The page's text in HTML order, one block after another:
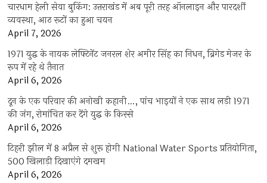
चारधाम हेली सेवा बुकिंग: उत्तराखंड में अब पूरी तरह ऑनलाइन और पारदर्शी
व्यवस्था, आठ रूटों का हुआ चयन
April 7, 2026
1971 युद्ध के नायक लेफ्टिनेंट जनरल शेर अमीर सिंह का निधन, ब्रिगेड मेजर के
रूप में रहे थे तैनात
April 6, 2026
दून के एक परिवार की अनोखी कहानी…, पांच भाइयों ने एक साथ लड़ी 1971
की जंग, रोमांचित कर देंगे युद्ध के किस्से
April 6, 2026
टिहरी झील में 8 अप्रैल से शुरू होगी National Water Sports प्रतियोगिता,
500 खिलाड़ी दिखाएंगे दमखम
April 6, 2026